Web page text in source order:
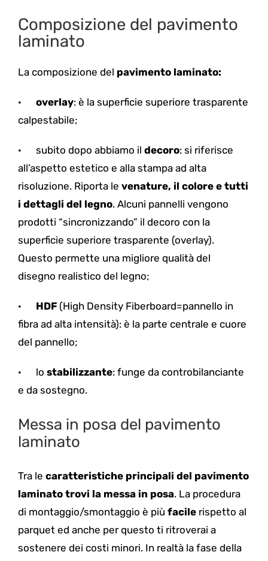
Composizione del pavimento
laminato
La composizione del pavimento laminato:
· overlay: è la superficie superiore trasparente
calpestabile;
· subito dopo abbiamo il decoro: si riferisce
all’aspetto estetico e alla stampa ad alta
risoluzione. Riporta le venature, il colore e tutti
i dettagli del legno. Alcuni pannelli vengono
prodotti “sincronizzando” il decoro con la
superficie superiore trasparente (overlay).
Questo permette una migliore qualità del
disegno realistico del legno;
· HDF(High Density Fiberboard=pannello in
fibra ad alta intensità): è la parte centrale e cuore
del pannello;
· lo stabilizzante: funge da controbilanciante
e da sostegno.
Messa in posa del pavimento
laminato
Tra le caratteristiche principali del pavimento
laminato trovi la messa in posa. La procedura
di montaggio/smontaggio è più facilerispetto al
parquet ed anche per questo ti ritroverai a
sostenere dei costi minori. In realtà la fase della